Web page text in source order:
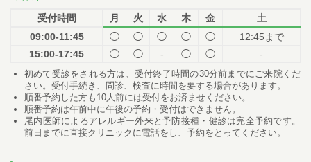
受付時間
月 火 水 木 金
土
09:00-11:45
◯ ◯ ◯ ◯ ◯
12:45まで
15:00-17:45
◯ ◯ - ◯ ◯ -
初めて受診をされる方は、受付終了時間の30分前までにご来院くだ
さい。受付手続き、問診、検査に時間を要する場合があります。
順番予約した方も10人前には受付をお済ませください。
順番予約は午前中に午後の予約・受付はできません。
尾内医師によるアレルギー外来と予防接種・健診は完全予約です。
前日までに直接クリニックに電話をし、予約をとってください。